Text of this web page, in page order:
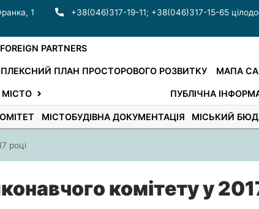
1 +38(046)317-19-11; +38(046)317-15-65
PARTNERS
ПЛАН ПРОСТОРОВОГО РОЗВИТКУ МАПА
ПУБЛІЧНА
МІСТОБУДІВНА ДОКУМЕНТАЦІЯ МІСЬКИЙ
році
комітету у